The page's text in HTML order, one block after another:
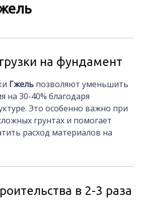
на фундамент
Гжель позволяют уменьшить
на 30-40% благодаря
Это особенно важно при
грунтах и помогает
расход материалов на
в 2-3 раза